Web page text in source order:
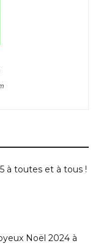
à toutes et à tous !
Noël 2024 à